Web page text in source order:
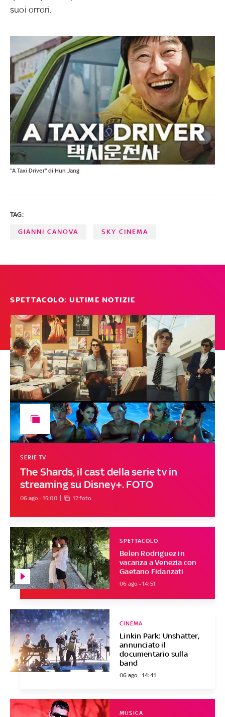
suoi orrori.
"A Taxi Driver" di Hun Jang
TAG:
GIANNI CANOVA SKY CINEMA
SPETTACOLO: ULTIME NOTIZIE
The Shards, il cast della serie tv in
streaming su Disney+. FOTO
SERIE TV
06 ago - 15:00 12 foto
Belen Rodriguez in
vacanza a Venezia con
Gaetano Fidanzati
SPETTACOLO
06 ago - 14:51
Linkin Park: Unshatter,
annunciato il
documentario sulla
band
CINEMA
06 ago - 14:41
MUSICA